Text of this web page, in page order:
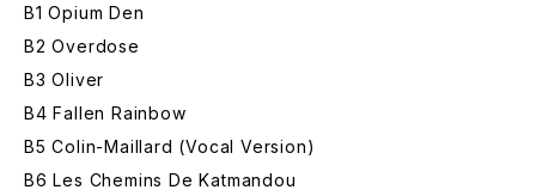
B1 Opium Den
B2 Overdose
B3 Oliver
B4 Fallen Rainbow
B5 Colin-Maillard (Vocal Version)
B6 Les Chemins De Katmandou